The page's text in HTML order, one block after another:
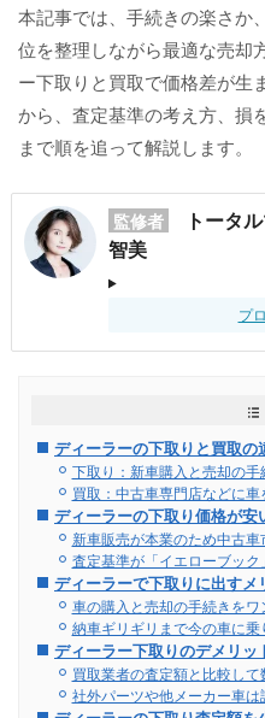
本記事では、手続きの楽さか
位を整理しながら最適な売却
ー下取りと買取で価格差が生
から、査定基準の考え方、損
まで順を追って解説します。
監修者
トータ
智美
プ
ディーラーの下取りと買取
下取り：新車購入と売却の
買取：中古車専門店などに
ディーラーの下取り価格が安
新車販売が本業のため中古
査定基準が「イエローブッ
ディーラーで下取りに出すメ
車の購入と売却の手続きを
納車ギリギリまで今の車に乗
ディーラー下取りのデメリッ
買取業者の査定額と比較し
社外パーツや他メーカー車